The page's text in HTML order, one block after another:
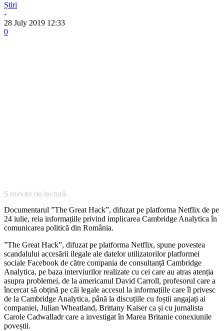
Știri
-
28 July 2019 12:33
0
5 minute de lectură
Documentarul ”The Great Hack”, difuzat pe platforma Netflix de pe
24 iulie, reia informațiile privind implicarea Cambridge Analytica în
comunicarea politică din România.
”The Great Hack”, difuzat pe platforma Netflix, spune povestea
scandalului accesării ilegale ale datelor utilizatorilor platformei
sociale Facebook de către compania de consultanță Cambridge
Analytica, pe baza interviurilor realizate cu cei care au atras atenția
asupra problemei, de la americanul David Carroll, profesorul care a
încercat să obțină pe căi legale accesul la informațiile care îl privesc
de la Cambridge Analytica, până la discuțiile cu foștii angajați ai
companiei, Julian Wheatland, Brittany Kaiser ca și cu jurnalista
Carole Cadwalladr care a investigat în Marea Britanie conexiunile
poveștii.